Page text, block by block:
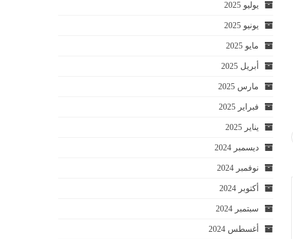
يوليو 2025
يونيو 2025
مايو 2025
أبريل 2025
مارس 2025
فبراير 2025
يناير 2025
ديسمبر 2024
نوفمبر 2024
أكتوبر 2024
سبتمبر 2024
أغسطس 2024